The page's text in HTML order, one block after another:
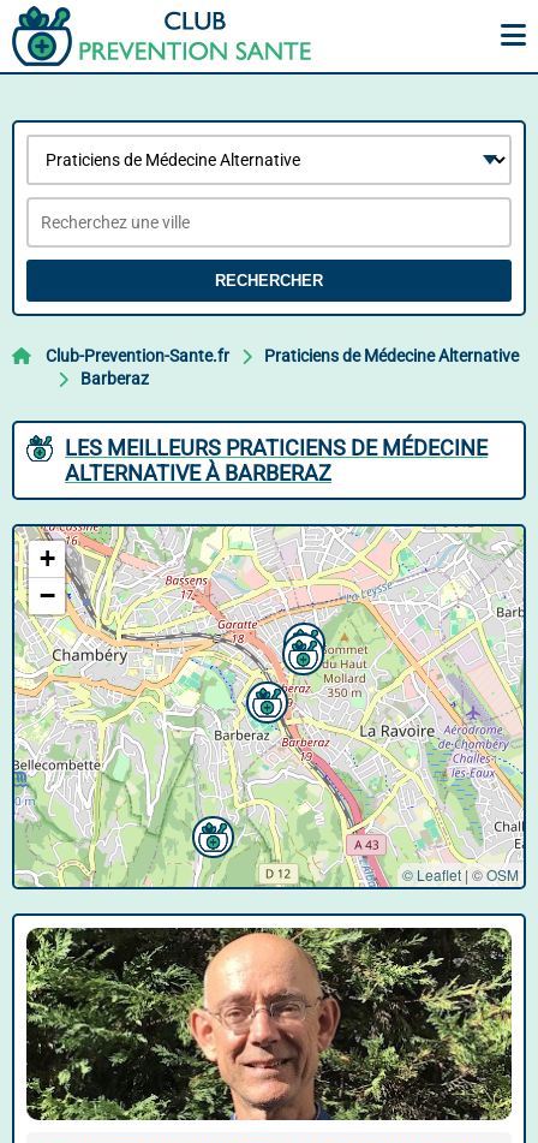
RECHERCHER
Club-Prevention-Sante.fr
Praticiens de Médecine Alternative
Barberaz
LES MEILLEURS PRATICIENS DE MÉDECINE
ALTERNATIVE À BARBERAZ
+
−
© Leaflet |©OSM